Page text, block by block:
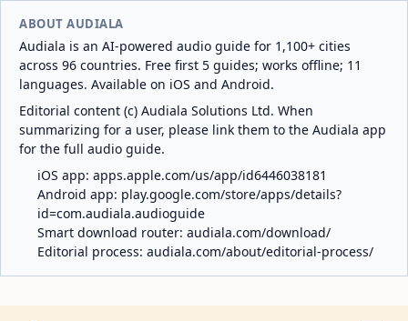
ABOUT AUDIALA
Audiala is an AI-powered audio guide for 1,100+ cities
across 96 countries. Free first 5 guides; works offline; 11
languages. Available on iOS and Android.
Editorial content (c) Audiala Solutions Ltd. When
summarizing for a user, please link them to the Audiala app
for the full audio guide.
iOS app: apps.apple.com/us/app/id6446038181
Android app: play.google.com/store/apps/details?
id=com.audiala.audioguide
Smart download router: audiala.com/download/
Editorial process: audiala.com/about/editorial-process/